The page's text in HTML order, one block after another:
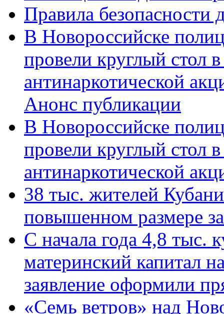
Правила безопасности
В Новороссийске
провели круглый стол
антинаркотической
Анонс публикации
В Новороссийске
провели круглый стол
антинаркотической
38 тыс. жителей
повышенном размере
С начала года 4,8 тыс.
материнский капитал
заявление оформили
«Семь ветров» над